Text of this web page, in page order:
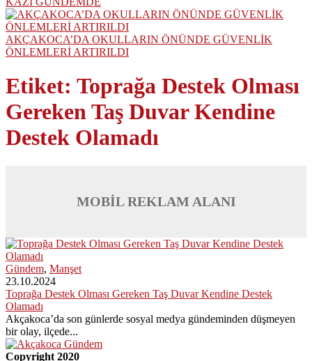
AKÇAKOCA’DA OKULLARIN ÖNÜNDE GÜVENLİK
ÖNLEMLERİ ARTIRILDI
Etiket: Toprağa Destek Olması
Gereken Taş Duvar Kendine
Destek Olamadı
MOBİL REKLAM ALANI
Gündem, Manşet
23.10.2024
Toprağa Destek Olması Gereken Taş Duvar Kendine Destek
Olamadı
Akçakoca’da son günlerde sosyal medya gündeminden düşmeyen
bir olay, ilçede...
Copyright 2020